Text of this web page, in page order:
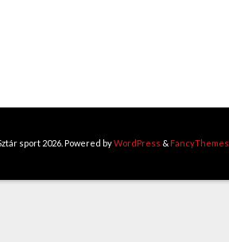
sport 2026. Powered byWordPress & FancyThemes